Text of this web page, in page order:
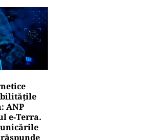
ANP
e‑Terra.